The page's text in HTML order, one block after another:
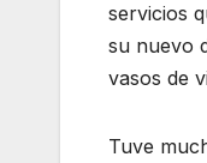
servicios
su nuevo
vasos de
Tuve